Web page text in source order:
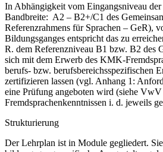
In Abhängigkeit vom Eingangsniveau
Bandbreite: A2 – B2+/C1 des
Referenzrahmens für Sprachen – GeR),
Bildungsganges entspricht das zu
R. dem Referenzniveau B1 bzw. B2 des
sich mit dem Erwerb des KMK-
berufs- bzw. berufsbereichsspezifischen
zertifizieren lassen (vgl. Anhang 1:
eine Prüfung angeboten wird (siehe
Fremdsprachenkenntnissen i. d. jeweils
Strukturierung
Der Lehrplan ist in Module gegliedert.